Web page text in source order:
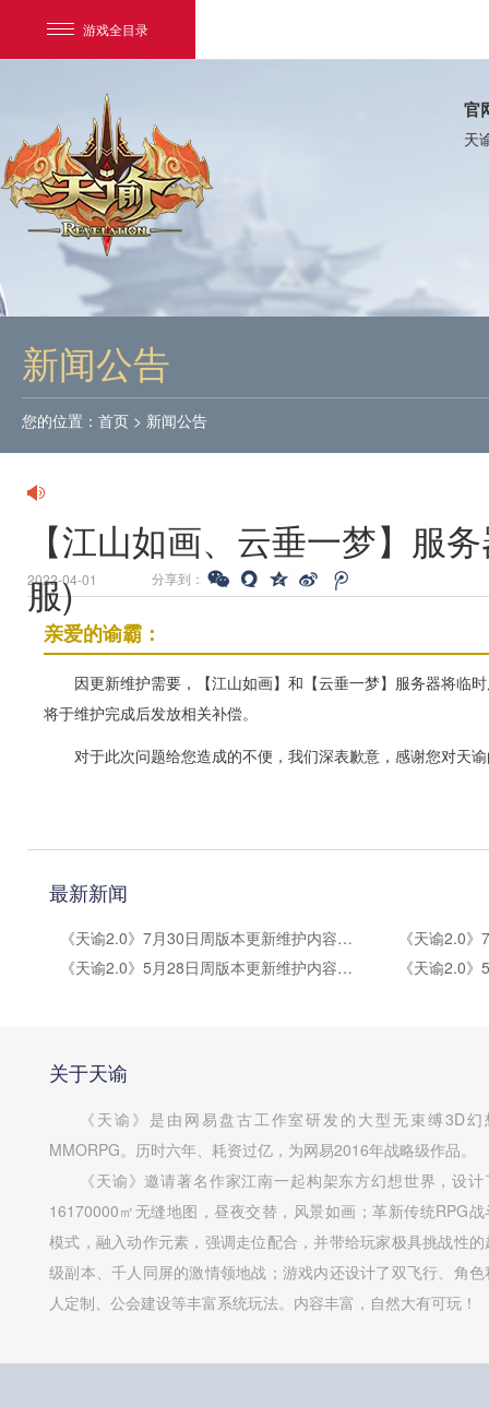
游戏全目录
网易游戏
我的足迹：
官
天
新闻公告
您的位置： 首页 > 新闻公告
【江山如画、云垂一梦】服
服)
2022-04-01 分享到：
亲爱的谕霸：
因更新维护需要，【江山如画】和【云垂一梦】服务器将临
将于维护完成后发放相关补偿。
对于此次问题给您造成的不便，我们深表歉意，感谢您对天
最新新闻
《天谕2.0》7月30日周版本更新维护内容公告
《天谕2.0》5月28日周版本更新维护内容公告
关于天谕
《天谕》是由网易盘古工作室研发的大型无束缚3D幻
MMORPG。历时六年、耗资过亿，为网易2016年战略级作品。
《天谕》邀请著名作家江南一起构架东方幻想世界，设计
16170000㎡无缝地图，昼夜交替，风景如画；革新传统RPG战
模式，融入动作元素，强调走位配合，并带给玩家极具挑战性的
级副本、千人同屏的激情领地战；游戏内还设计了双飞行、角色
人定制、公会建设等丰富系统玩法。内容丰富，自然大有可玩！